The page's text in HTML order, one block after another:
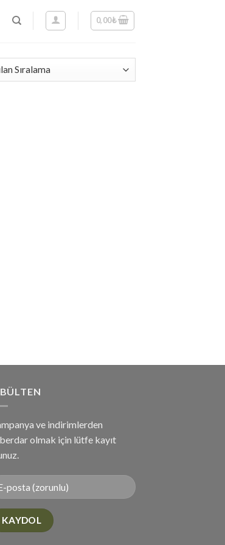
0,00₺
ve indirimlerden
olmak için lütfe kayıt